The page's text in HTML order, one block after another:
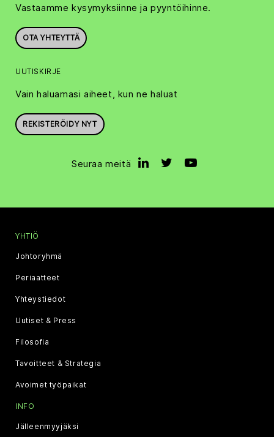
Vastaamme kysymyksiinne ja pyyntöihinne.
OTA YHTEYTTÄ
UUTISKIRJE
Vain haluamasi aiheet, kun ne haluat
REKISTERÖIDY NYT
Seuraa meitä
YHTIÖ
Johtoryhmä
Periaatteet
Yhteystiedot
Uutiset & Press
Filosofia
Tavoitteet & Strategia
Avoimet työpaikat
INFO
Jälleenmyyjäksi